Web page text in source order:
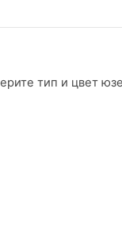
тип и цвет